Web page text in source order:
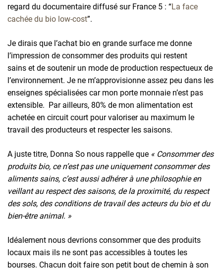
regard du documentaire diffusé sur France 5 : “La face
cachée du bio low-cost”.
Je dirais que l’achat bio en grande surface me donne
l’impression de consommer des produits qui restent
sains et de soutenir un mode de production respectueux de
l’environnement. Je ne m’approvisionne assez peu dans les
enseignes spécialisées car mon porte monnaie n’est pas
extensible. Par ailleurs, 80% de mon alimentation est
achetée en circuit court pour valoriser au maximum le
travail des producteurs et respecter les saisons.
A juste titre, Donna So nous rappelle que « Consommer des
produits bio, ce n’est pas une uniquement consommer des
aliments sains, c’est aussi adhérer à une philosophie en
veillant au respect des saisons, de la proximité, du respect
des sols, des conditions de travail des acteurs du bio et du
bien-être animal. »
Idéalement nous devrions consommer que des produits
locaux mais ils ne sont pas accessibles à toutes les
bourses. Chacun doit faire son petit bout de chemin à son